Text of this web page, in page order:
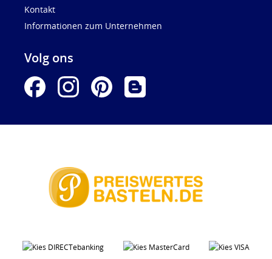
Kontakt
Informationen zum Unternehmen
Volg ons